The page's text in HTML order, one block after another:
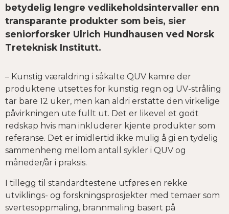
betydelig lengre vedlikeholdsintervaller enn
transparante produkter som beis, sier
seniorforsker Ulrich Hundhausen ved Norsk
Treteknisk Institutt.
– Kunstig væraldring i såkalte QUV kamre der
produktene utsettes for kunstig regn og UV-stråling
tar bare 12 uker, men kan aldri erstatte den virkelige
påvirkningen ute fullt ut. Det er likevel et godt
redskap hvis man inkluderer kjente produkter som
referanse. Det er imidlertid ikke mulig å gi en tydelig
sammenheng mellom antall sykler i QUV og
måneder/år i praksis.
I tillegg til standardtestene utføres en rekke
utviklings- og forskningsprosjekter med temaer som
svertesoppmaling, brannmaling basert på